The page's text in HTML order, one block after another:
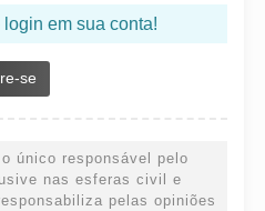
em sua conta!
se
único responsável pelo
nas esferas civil e
pelas opiniões